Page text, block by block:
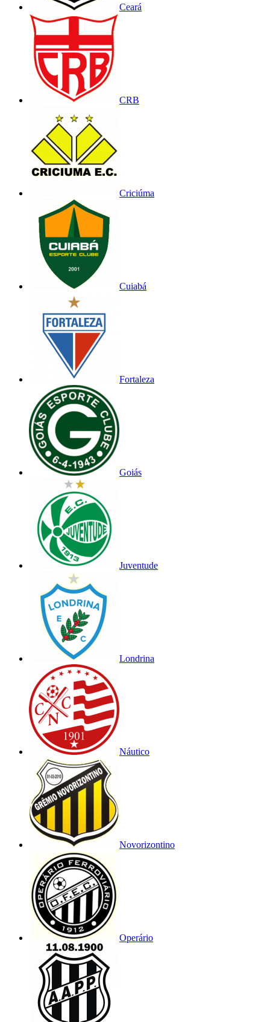
Ceará
CRB
Criciúma
Cuiabá
Fortaleza
Goiás
Juventude
Londrina
Náutico
Novorizontino
Operário